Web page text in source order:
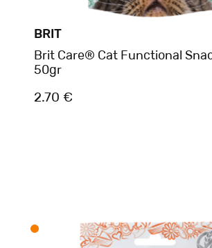
BRIT
Brit Care® Cat Functional
50gr
2.70 €